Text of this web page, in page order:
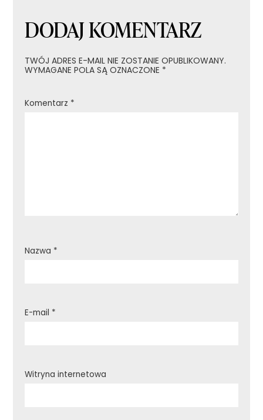
DODAJ KOMENTARZ
TWÓJ ADRES E-MAIL NIE ZOSTANIE OPUBLIKOWANY.
WYMAGANE POLA SĄ OZNACZONE *
Komentarz *
Nazwa *
E-mail *
Witryna internetowa